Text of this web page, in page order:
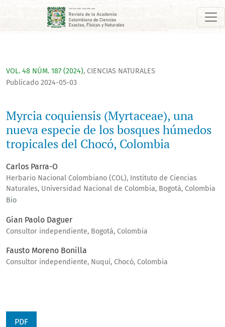
Myrcia coquiensis (Myrtaceae), una nueva especie de los
VOL. 48 NÚM. 187 (2024), CIENCIAS NATURALES
Myrcia coquiensis (Myrtaceae), una
nueva especie de los bosques húmedos
tropicales del Chocó, Colombia
Publicado 2024-05-03
Carlos Parra-O
Herbario Nacional Colombiano (COL), Instituto de Ciencias
Naturales, Universidad Nacional de Colombia, Bogotá, Colombia
Bio
Gian Paolo Daguer
Consultor independiente, Bogotá, Colombia
Fausto Moreno Bonilla
Consultor independiente, Nuquí, Chocó, Colombia
PDF